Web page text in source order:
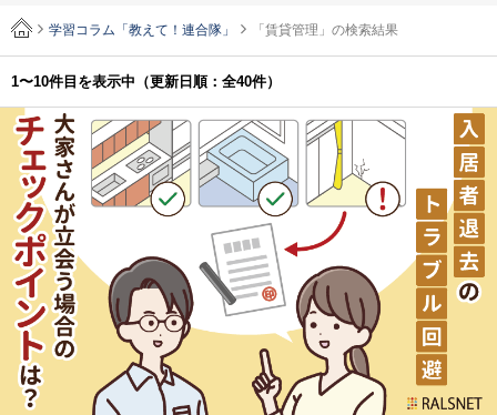
学習コラム「教えて！連合隊」 「賃貸管理」の検索結果
1〜10件目を表示中 （更新日順：全40件）